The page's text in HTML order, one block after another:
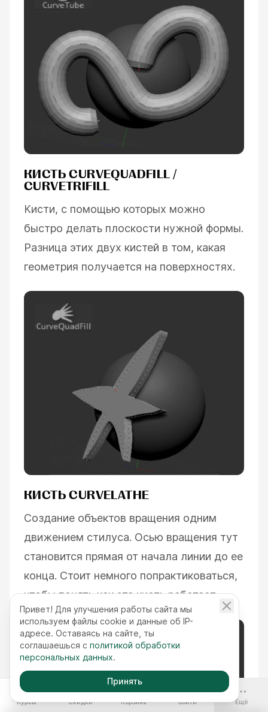
КИСТЬ CURVEQUADFILL /
CURVETRIFILL
Кисти, с помощью которых можно
быстро делать плоскости нужной формы.
Разница этих двух кистей в том, какая
геометрия получается на поверхностях.
КИСТЬ CURVELATHE
Создание объектов вращения одним
движением стилуса. Осью вращения тут
становится прямая от начала линии до ее
конца. Стоит немного попрактиковаться,
чтобы понять как эта кисть работает.
Курсы Скидки Корзина Войти Ещё
Привет! Для улучшения работы сайта мы
используем файлы cookie и данные об IP-
адресе. Оставаясь на сайте, ты
соглашаешься с политикой обработки
персональных данных.
Принять